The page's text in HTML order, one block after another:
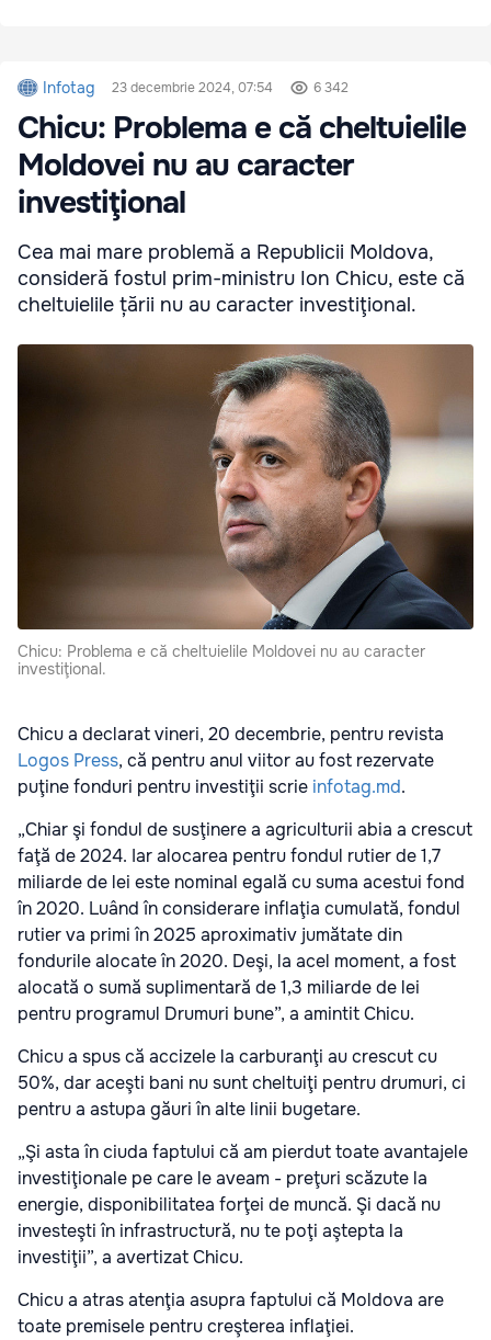
Infotag 23 decembrie 2024, 07:54 6 342
Chicu: Problema e că cheltuielile
Moldovei nu au caracter
investiţional
Cea mai mare problemă a Republicii Moldova,
consideră fostul prim-ministru Ion Chicu, este că
cheltuielile țării nu au caracter investiţional.
Chicu: Problema e că cheltuielile Moldovei nu au caracter
investiţional.
Chicu a declarat vineri, 20 decembrie, pentru revista
Logos Press, că pentru anul viitor au fost rezervate
puţine fonduri pentru investiţii scrie infotag.md.
„Chiar şi fondul de susţinere a agriculturii abia a crescut
faţă de 2024. Iar alocarea pentru fondul rutier de 1,7
miliarde de lei este nominal egală cu suma acestui fond
în 2020. Luând în considerare inflaţia cumulată, fondul
rutier va primi în 2025 aproximativ jumătate din
fondurile alocate în 2020. Deşi, la acel moment, a fost
alocată o sumă suplimentară de 1,3 miliarde de lei
pentru programul Drumuri bune”, a amintit Chicu.
Chicu a spus că accizele la carburanţi au crescut cu
50%, dar aceşti bani nu sunt cheltuiţi pentru drumuri, ci
pentru a astupa găuri în alte linii bugetare.
„Şi asta în ciuda faptului că am pierdut toate avantajele
investiţionale pe care le aveam - preţuri scăzute la
energie, disponibilitatea forţei de muncă. Şi dacă nu
investeşti în infrastructură, nu te poţi aştepta la
investiţii”, a avertizat Chicu.
Chicu a atras atenţia asupra faptului că Moldova are
toate premisele pentru creşterea inflaţiei.